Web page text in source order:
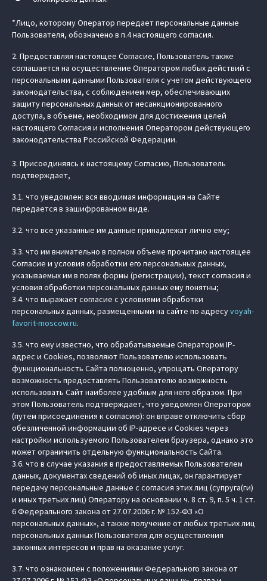
*Лицо, которому Оператор передает персональные данные
Пользователя, обозначено в п.4 настоящего согласия.
2. Предоставляя настоящее Согласие, Пользователь также
соглашается на осуществление Оператором любых действий с
персональными данными Пользователя с учетом действующего
законодательства, с соблюдением мер, обеспечивающих
защиту персональных данных от несанкционированного
доступа, в объеме, необходимом для достижения целей
настоящего Согласия и исполнения Оператором действующего
законодательства Российской Федерации.
3. Присоединяясь к настоящему Согласию, Пользователь
подтверждает,
3.1. что уведомлен: вся вводимая информация на Сайте
передается в зашифрованном виде.
3.2. что все указанные им данные принадлежат лично ему;
3.3. что им внимательно в полном объеме прочитано настоящее
Согласие и условия обработки его персональных данных,
указываемых им в полях формы (регистрации), текст согласия и
условия обработки персональных данных ему понятны;
3.4. что выражает согласие с условиями обработки
персональных данных, размещенными на сайте по адресуvoyah-
favorit-moscow.ru.
3.5. что ему известно, что обрабатываемые Оператором IP-
адрес и Cookies, позволяют Пользователю использовать
функциональность Сайта полноценно, упрощать Оператору
возможность предоставлять Пользователю возможность
использовать Сайт наиболее удобным для него образом. При
этом Пользователь подтверждает, что уведомлен Оператором
(путем присоединения к согласию): он вправе отключить сбор
обезличенной информации об IP-адресе и Cookies через
настройки используемого Пользователем браузера, однако это
может ограничить отдельную функциональность Сайта.
3.6. что в случае указания в предоставляемых Пользователем
данных, документах сведений об иных лицах, он гарантирует
передачу персональные данные с согласия этих лиц (супруга(ги)
и иных третьих лиц) Оператору на основании ч. 8 ст. 9, п. 5 ч. 1 ст.
6 Федерального закона от 27.07.2006 г. № 152-ФЗ «О
персональных данных», а также получение от любых третьих лиц
персональных данных Пользователя для осуществления
законных интересов и прав на оказание услуг.
3.7. что ознакомлен с положениями Федерального закона от